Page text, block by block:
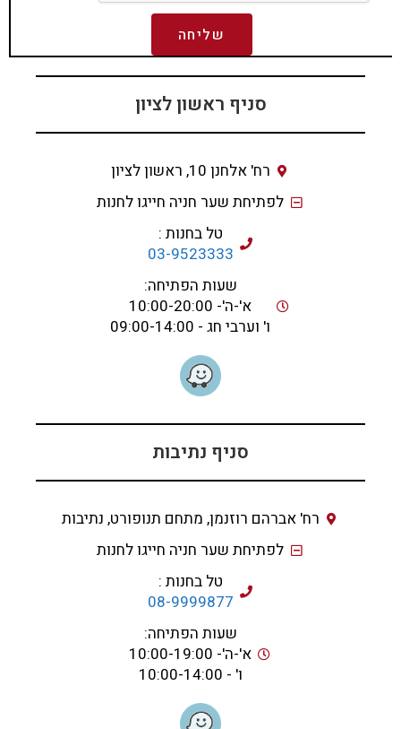
שליחה
סניף ראשון לציון
רח' אלחנן 10, ראשון לציון
לפתיחת שער חניה חייגו לחנות
טל בחנות :
03-9523333
שעות הפתיחה:
א'-ה'- 10:00-20:00
ו' וערבי חג - 09:00-14:00
סניף נתיבות
רח' אברהם רוזנמן, מתחם תנופורט, נתיבות
לפתיחת שער חניה חייגו לחנות
טל בחנות :
08-9999877
שעות הפתיחה:
א'-ה'- 10:00-19:00
ו' - 10:00-14:00